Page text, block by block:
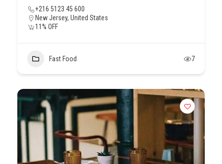
+216 5123 45 600
New Jersey, United States
11% OFF
Fast Food 7